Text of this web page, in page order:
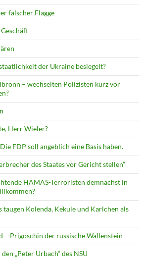
falscher Flagge
der Ukraine besiegelt?
– wechselten Polizisten kurz vor
Herr Wieler?
FDP soll angeblich eine Basis haben.
des Staates vor Gericht stellen”
HAMAS-Terroristen demnächst in
taugen Kolenda, Kekule und Karlchen als
– Prigoschin der russische Wallenstein
„Peter Urbach“ des NSU